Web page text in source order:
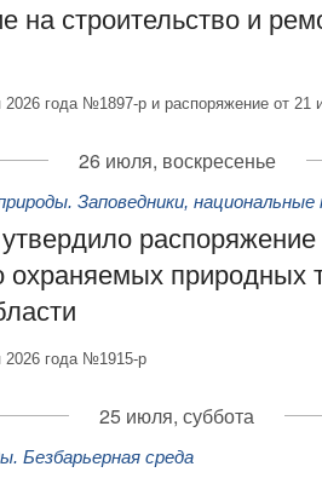
на строительство и
2026 года №1897-р и распоряжение от
26 июля, воскресенье
Заповедники, национальные
охраняемых природных
2026 года №1915-р
25 июля, суббота
Безбарьерная среда